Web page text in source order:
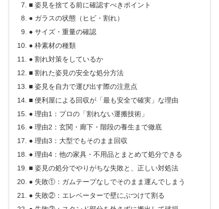
■ 姿見を捨てる前に確認すべきポイント
● ガラスの状態（ヒビ・割れ）
● サイズ・重量の確認
● 枠素材の種類
● 割れ対策をしているか
■ 割れた姿見の安全な処分方法
■ 姿見を自力で運び出す際の注意点
■ 便利屋による回収が「最も安全で確実」な理由
● 理由1：プロの「割れない運搬技術」
● 理由2：玄関・廊下・階段の養生まで徹底
● 理由3：大型でもそのまま回収
● 理由4：他の家具・不用品とまとめて処分できる
■ 姿見の処分でやりがちな失敗と、正しい対処法
● 失敗①：ガムテープなしでそのまま運んでしまう
● 失敗②：エレベーターで壁にぶつけて割る